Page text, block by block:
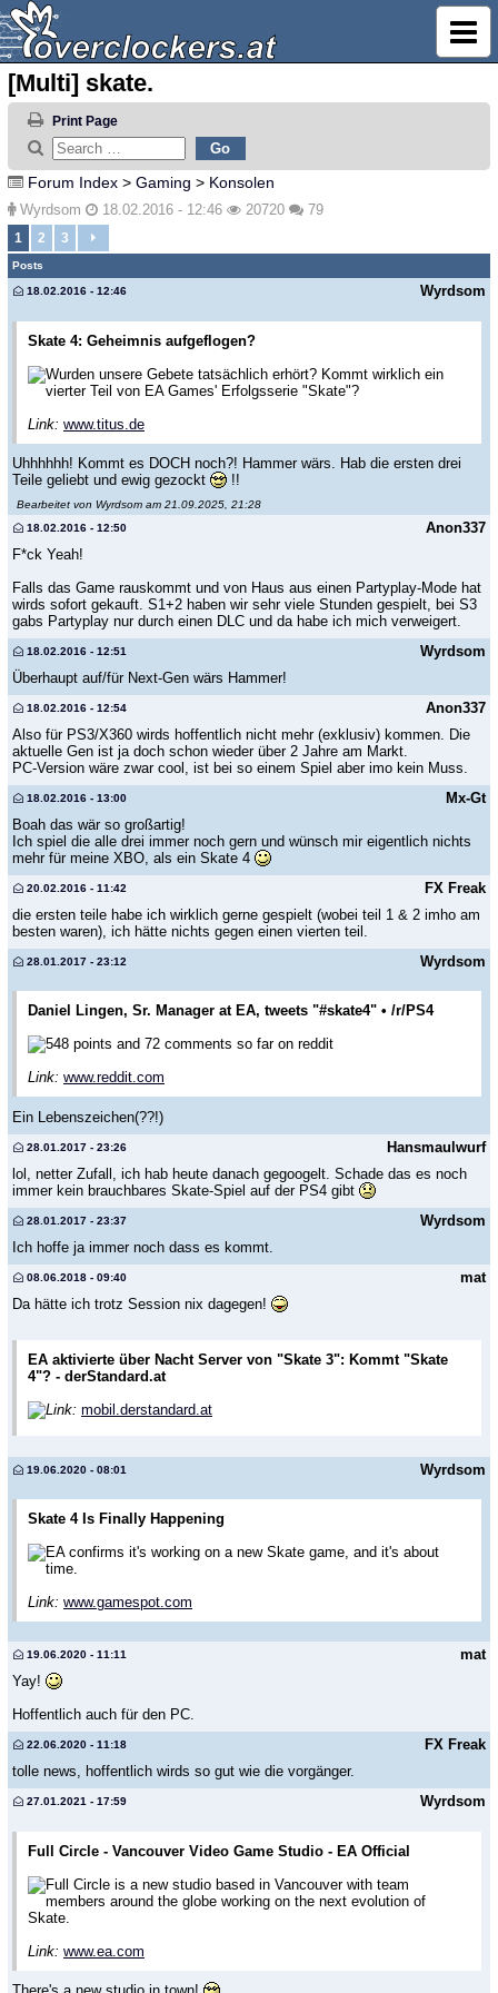
[Multi] skate.
Print Page
Forum Index > Gaming > Konsolen
Wyrdsom 18.02.2016 - 12:46 20720 79
1 2 3
Posts
Wyrdsom
18.02.2016 - 12:46
Skate 4: Geheimnis aufgeflogen?
Wurden unsere Gebete tatsächlich erhört? Kommt wirklich ein
vierter Teil von EA Games' Erfolgsserie "Skate"?
Link: www.titus.de
Uhhhhhh! Kommt es DOCH noch?! Hammer wärs. Hab die ersten drei
Teile geliebt und ewig gezockt
!!
Bearbeitet von Wyrdsom am 21.09.2025, 21:28
Anon337
18.02.2016 - 12:50
F*ck Yeah!
Falls das Game rauskommt und von Haus aus einen Partyplay-Mode hat
wirds sofort gekauft. S1+2 haben wir sehr viele Stunden gespielt, bei S3
gabs Partyplay nur durch einen DLC und da habe ich mich verweigert.
Wyrdsom
18.02.2016 - 12:51
Überhaupt auf/für Next-Gen wärs Hammer!
Anon337
18.02.2016 - 12:54
Also für PS3/X360 wirds hoffentlich nicht mehr (exklusiv) kommen. Die
aktuelle Gen ist ja doch schon wieder über 2 Jahre am Markt.
PC-Version wäre zwar cool, ist bei so einem Spiel aber imo kein Muss.
Mx-Gt
18.02.2016 - 13:00
Boah das wär so großartig!
Ich spiel die alle drei immer noch gern und wünsch mir eigentlich nichts
mehr für meine XBO, als ein Skate 4
FX Freak
20.02.2016 - 11:42
die ersten teile habe ich wirklich gerne gespielt (wobei teil 1 & 2 imho am
besten waren), ich hätte nichts gegen einen vierten teil.
Wyrdsom
28.01.2017 - 23:12
Daniel Lingen, Sr. Manager at EA, tweets "#skate4" • /r/PS4
548 points and 72 comments so far on reddit
Link: www.reddit.com
Ein Lebenszeichen(??!)
Hansmaulwurf
28.01.2017 - 23:26
lol, netter Zufall, ich hab heute danach gegoogelt. Schade das es noch
immer kein brauchbares Skate-Spiel auf der PS4 gibt
Wyrdsom
28.01.2017 - 23:37
Ich hoffe ja immer noch dass es kommt.
mat
08.06.2018 - 09:40
Da hätte ich trotz Session nix dagegen!
EA aktivierte über Nacht Server von "Skate 3": Kommt "Skate
4"? - derStandard.at
Link: mobil.derstandard.at
Wyrdsom
19.06.2020 - 08:01
Skate 4 Is Finally Happening
EA confirms it's working on a new Skate game, and it's about
time.
Link: www.gamespot.com
mat
19.06.2020 - 11:11
Yay!
Hoffentlich auch für den PC.
FX Freak
22.06.2020 - 11:18
tolle news, hoffentlich wirds so gut wie die vorgänger.
Wyrdsom
27.01.2021 - 17:59
Full Circle - Vancouver Video Game Studio - EA Official
Full Circle is a new studio based in Vancouver with team
members around the globe working on the next evolution of
Skate.
Link: www.ea.com